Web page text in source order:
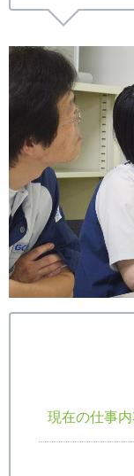
現在の仕事内